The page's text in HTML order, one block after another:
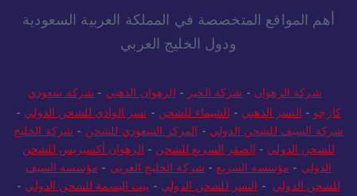
أهم المواقع المتخصصة في المملكة العربية السعودية
ودول الخليج العربي
شركة الرهوان - شركة الخير - الرهوان الذهبي - شركة سعودي
كارجو - النسر الذهبي - الشيماء للشحن - نسر الوادي للشحن الدولي -
شركة السيف للشحن الدولي - المركز السعودي للشحن - شركة الخليج
للشحن الدولي - الصقر السريع للشحن - الرهوان أكسبريس للشحن
الدولي - مؤسسة السريع - شركة الخليج العربي - مؤسسة السيف
للشحن الدولي - النسر للشحن الدولي - بيت البسمة للشحن الدولي -